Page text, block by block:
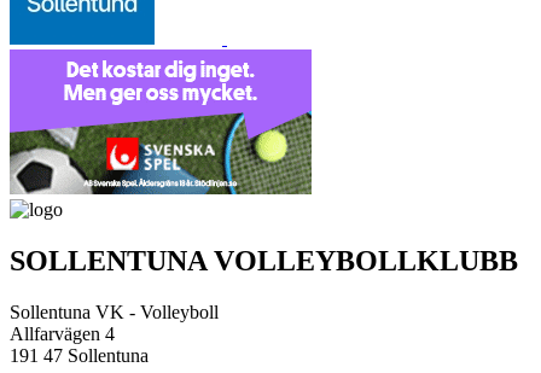
SOLLENTUNA VOLLEYBOLLKLUBB
Sollentuna VK - Volleyboll
Allfarvägen 4
191 47 Sollentuna